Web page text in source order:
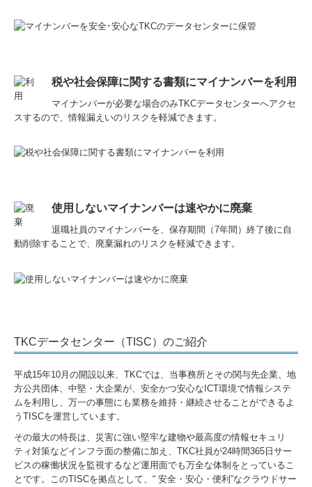
税や社会保障に関する書類にマイナンバーを利用
マイナンバーが必要な場合のみTKCデータセンターへアクセ
スするので、情報漏えいのリスクを軽減できます。
使用しないマイナンバーは速やかに廃棄
退職社員のマイナンバーを、保存期間（7年間）終了後に自
動削除することで、廃棄漏れのリスクを軽減できます。
TKCデータセンター（TISC）のご紹介
平成15年10月の開設以来、TKCでは、当事務所とその関与先企業、地
方公共団体、中堅・大企業が、安全かつ安心なICT環境で情報システ
ムを利用し、万一の事態にも業務を維持・継続させることができるよ
うTISCを運営しています。
その最大の特長は、災害に強い堅牢な建物や最高度の情報セキュリ
ティ対策などインフラ面の整備に加え、TKC社員が24時間365日サー
ビスの稼働状況を監視するなど運用面でも万全な体制をとっているこ
とです。このTISCを拠点として、“ 安全・安心・便利”なクラウドサー